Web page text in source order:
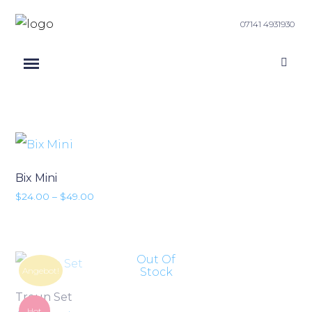
07141 4931930
Bix Mini
$24.00 – $49.00
Out Of
Stock
Angebot!
Troun Set